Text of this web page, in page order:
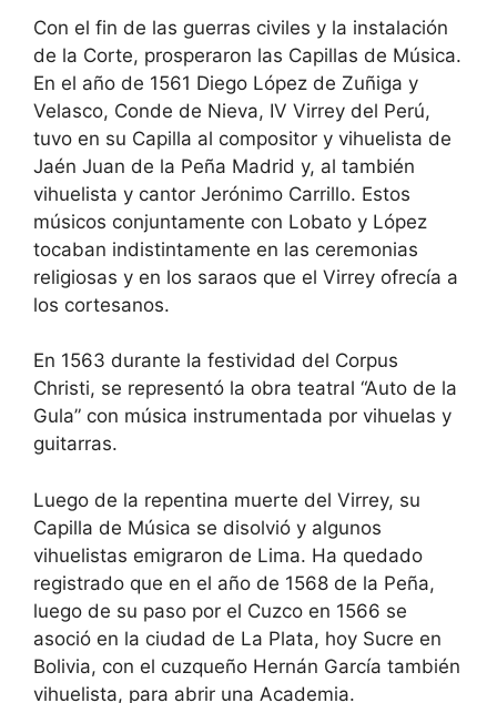
Con el fin de las guerras civiles y la instalación
de la Corte, prosperaron las Capillas de Música.
En el año de 1561 Diego López de Zuñiga y
Velasco, Conde de Nieva, IV Virrey del Perú,
tuvo en su Capilla al compositor y vihuelista de
Jaén Juan de la Peña Madrid y, al también
vihuelista y cantor Jerónimo Carrillo. Estos
músicos conjuntamente con Lobato y López
tocaban indistintamente en las ceremonias
religiosas y en los saraos que el Virrey ofrecía a
los cortesanos.
En 1563 durante la festividad del Corpus
Christi, se representó la obra teatral “Auto de la
Gula” con música instrumentada por vihuelas y
guitarras.
Luego de la repentina muerte del Virrey, su
Capilla de Música se disolvió y algunos
vihuelistas emigraron de Lima. Ha quedado
registrado que en el año de 1568 de la Peña,
luego de su paso por el Cuzco en 1566 se
asoció en la ciudad de La Plata, hoy Sucre en
Bolivia, con el cuzqueño Hernán García también
vihuelista, para abrir una Academia.